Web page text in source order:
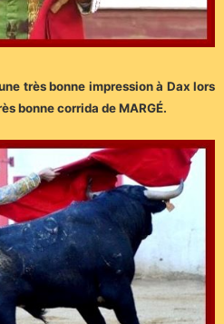
très bonne impression à Dax lors
bonne corrida de MARGÉ.